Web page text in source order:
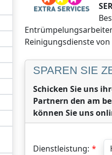
Reinigungsdienste
SPAREN SIE
Schicken Sie uns
Partnern den am
können Sie uns
Dienstleistung: